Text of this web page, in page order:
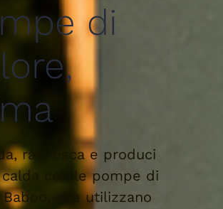
di
raffresca e produci
calda con le pompe di
che utilizzano